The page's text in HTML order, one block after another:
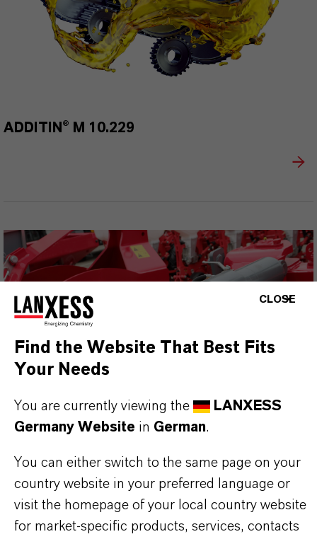
ADDITIN® M 10.229
ADDITIN® M 10.456
CLOSE
Find the Website That Best Fits
Your Needs
You are currently viewing the
LANXESS
Germany Website in German.
You can either switch to the same page on your
country website in your preferred language or
visit the homepage of your local country website
for market-specific products, services, contacts